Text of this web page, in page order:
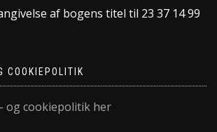
af bogens titel til 23 37 14 99
COOKIEPOLITIK
og cookiepolitik her